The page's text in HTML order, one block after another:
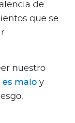
de
que se
nuestro
malo y